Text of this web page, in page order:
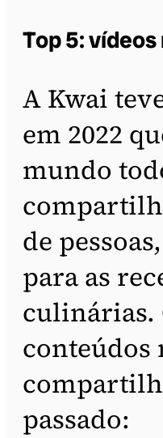
Top 5:
A Kwai
em 2022
mundo
de
para as
culinárias.
conteúdos
passado: